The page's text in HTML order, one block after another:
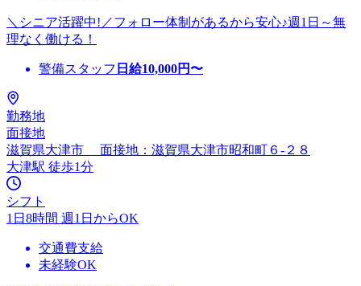
＼シニア活躍中!／フォロー体制があるから安心♪週1日～無
理なく働ける！
警備スタッフ 日給10,000円〜
勤務地
面接地
滋賀県大津市 面接地：滋賀県大津市昭和町６-２８
大津駅 徒歩1分
シフト
1日8時間 週1日からOK
交通費支給
未経験OK